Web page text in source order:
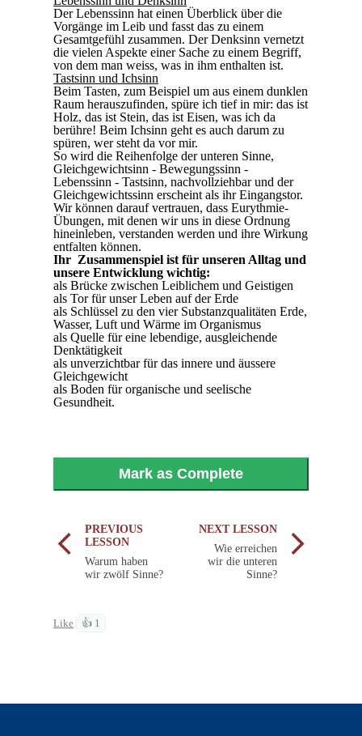
Der Lebenssinn hat einen Überblick über die
Vorgänge im Leib und fasst das zu einem
Gesamtgefühl zusammen. Der Denksinn vernetzt
die vielen Aspekte einer Sache zu einem Begriff,
von dem man weiss, was in ihm enthalten ist.
Tastsinn und Ichsinn
Beim Tasten, zum Beispiel um aus einem dunklen
Raum herauszufinden, spüre ich tief in mir: das ist
Holz, das ist Stein, das ist Eisen, was ich da
berühre! Beim Ichsinn geht es auch darum zu
spüren, wer steht da vor mir.
So wird die Reihenfolge der unteren Sinne,
Gleichgewichtsinn - Bewegungssinn -
Lebenssinn - Tastsinn, nachvollziehbar und der
Gleichgewichtssinn erscheint als ihr Eingangstor.
Wir können darauf vertrauen, dass Eurythmie-
Übungen, mit denen wir uns in diese Ordnung
hineinleben, verstanden werden und ihre Wirkung
entfalten können.
Ihr Zusammenspiel ist für unseren Alltag und
unsere Entwicklung wichtig:
als Brücke zwischen Leiblichem und Geistigen
als Tor für unser Leben auf der Erde
als Schlüssel zu den vier Substanzqualitäten Erde,
Wasser, Luft und Wärme im Organismus
als Quelle für eine lebendige, ausgleichende
Denktätigkeit
als unverzichtbar für das innere und äussere
Gleichgewicht
als Boden für organische und seelische
Gesundheit.
Mark as Complete
PREVIOUS
LESSON
Warum haben
wir zwölf Sinne?
NEXT LESSON
Wie erreichen
wir die unteren
Sinne?
Like 👍 1